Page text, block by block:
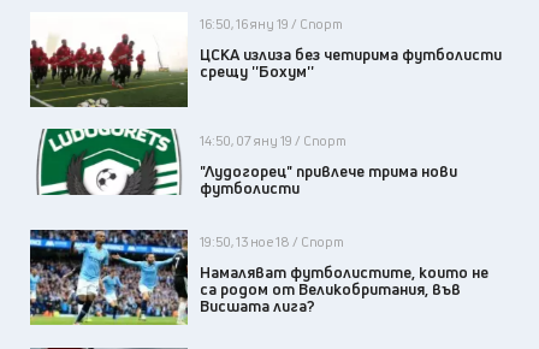
16:50, 16 яну 19 / Спорт
ЦСКА излиза без четирима футболисти
срещу ''Бохум''
14:50, 07 яну 19 / Спорт
"Лудогорец" привлече трима нови
футболисти
19:50, 13 ное 18 / Спорт
Намаляват футболистите, които не
са родом от Великобритания, във
Висшата лига?